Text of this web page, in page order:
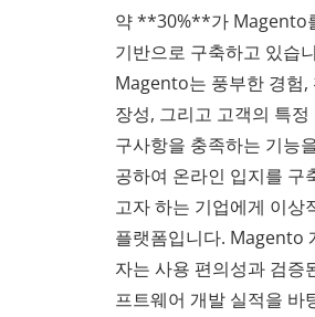
약 **30%**가 Magento
기반으로 구축하고 있습
Magento는 풍부한 경험,
장성, 그리고 고객의 특정
구사항을 충족하는 기능
공하여 온라인 입지를 구
고자 하는 기업에게 이상
플랫폼입니다. Magento
자는 사용 편의성과 검증
프트웨어 개발 실적을 바